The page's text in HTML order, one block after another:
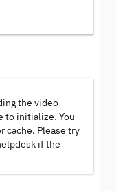
the video
to initialize. You
cache. Please try
if the